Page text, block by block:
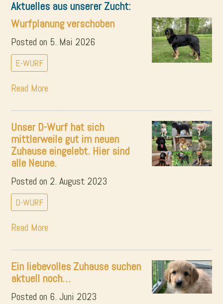
Aktuelles aus unserer Zucht:
Wurfplanung verschoben
Posted on 5. Mai 2026
E-WURF
Read More
Unser D-Wurf hat sich
mittlerweile gut im neuen
Zuhause eingelebt. Hier sind
alle Neune.
Posted on 2. August 2023
D-WURF
Read More
Ein liebevolles Zuhause suchen
aktuell noch…
Posted on 6. Juni 2023